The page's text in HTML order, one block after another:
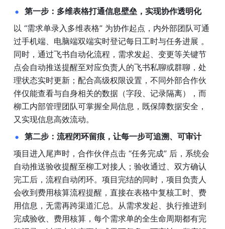
第一步：多维表格打通信息壁垒，实现协作透明化
以 “需求单录入多维表格” 为协作起点，内外部团队可通
过手机端、电脑端双端实时登记每日工时与任务进展 。
同时，通过飞书自动化流程，需求发起、变更等关键节
点会自动推送提醒至对应负责人的飞书私聊或群聊，处
理状态实时更新；配合高级权限设置，不同外部合作伙
伴仅能查看与自身相关的数据（字段、记录隔离），而
柳工内部管理团队可掌握全局信息，既保障数据安全，
又实现信息高效流动。
第二步：流程闭环留痕，让每一步可追溯、可审计
项目进入尾声时，合作伙伴点击 “任务完成” 后，系统会
自动推送验收提醒至柳工对接人；验收通过、双方确认
完工后，流程自动闭环。项目完结的同时，项目负责人
会收到费用核算流程提醒，直接在表格中复核工时、费
用信息，无需再跨渠道汇总。从需求发起、执行推进到
完成验收、费用核算，每个需求单的全生命周期都有完